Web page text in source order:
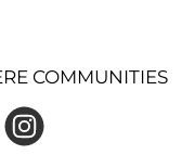
COMMUNITIES
Instagram